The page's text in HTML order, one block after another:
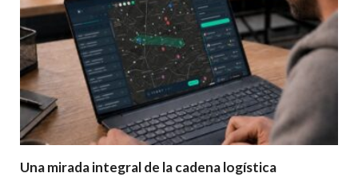
Una mirada integral de la cadena logística